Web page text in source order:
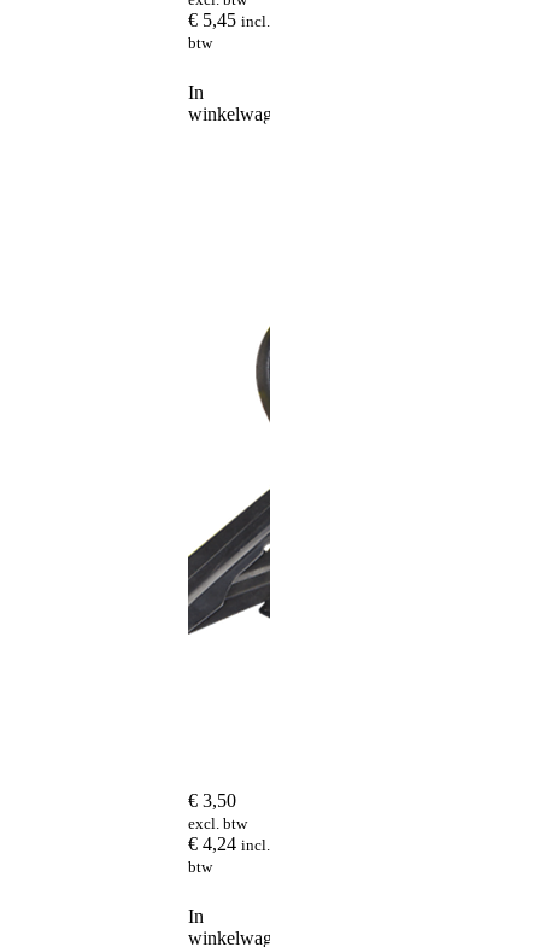
€ 5,45 incl.
btw
In
winkelwagen
€ 3,50
excl. btw
€ 4,24 incl.
btw
In
winkelwagen